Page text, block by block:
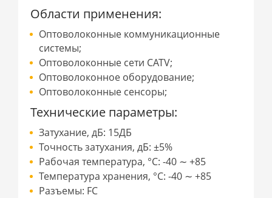
Области применения:
Оптоволоконные коммуникационные
системы;
Оптоволоконные сети CATV;
Оптоволоконное оборудование;
Оптоволоконные сенсоры;
Технические параметры:
Затухание, дБ: 15ДБ
Точность затухания, дБ: ±5%
Рабочая температура, °С: -40 ∼ +85
Температура хранения, °С: -40 ∼ +85
Разъемы: FC